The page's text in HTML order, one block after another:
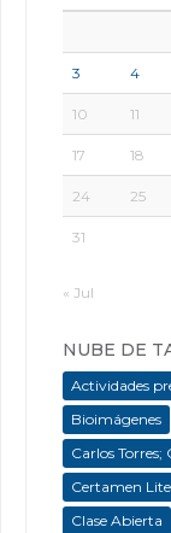
3 4
10 11
17 18
24 25
31
« Jul
NUBE DE
Actividades
Bioimágenes
Carlos
Certamen
Clase Abierta